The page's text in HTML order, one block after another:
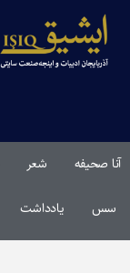
آنا صحیفه شعر
سس یادداشت